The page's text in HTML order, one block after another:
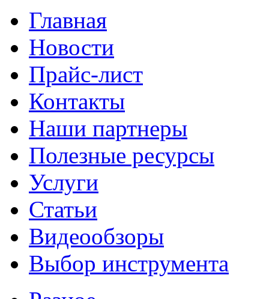
Главная
Новости
Прайс-лист
Контакты
Наши партнеры
Полезные ресурсы
Услуги
Статьи
Видеообзоры
Выбор инструмента